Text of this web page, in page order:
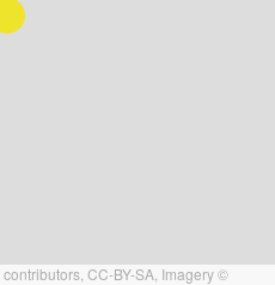
contributors, CC-BY-SA , Imagery ©